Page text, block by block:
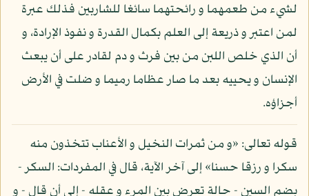
لشيء من طعمهما و رائحتهما سائغا للشاربين فذلك عبرة
لمن اعتبر و ذريعة إلى العلم بكمال القدرة و نفوذ الإرادة، و
أن الذي خلص اللبن من بين فرث و دم لقادر على أن يبعث
الإنسان و يحييه بعد ما صار عظاما رميما و ضلت في الأرض
أجزاؤه.
قوله تعالى: «و من ثمرات النخيل و الأعناب تتخذون منه
سكرا و رزقا حسنا» إلى آخر الآية، قال في المفردات: السكر -
بضم السين - حالة تعرض بين المرء و عقله - إلى أن قال - و